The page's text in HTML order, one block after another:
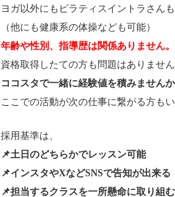
ヨガ以外にもピラティスイントラさんも
（他にも健康系の体操なども可能）
年齢や性別、指導歴は関係ありません。
資格取得したての方も問題はありません
ココスタで一緒に経験値を積みませんか
ここでの活動が次の仕事に繋がる方もい
採用基準は、
📌土日のどちらかでレッスン可能
📌インスタやXなどSNSで告知が出来る
📌担当するクラスを一所懸命に取り組む